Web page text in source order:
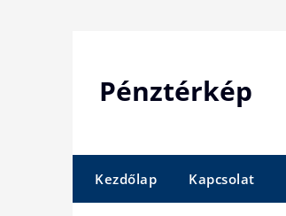
Pénztérkép
Kezdőlap Kapcsolat